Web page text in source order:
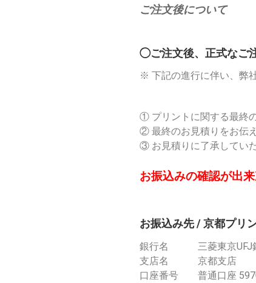
ご注文後について
◯ご注文後、正式なご
※ 下記の進行に伴い、弊
① プリントに関する最終
② 最終のお見積りをお伝
③ お見積りに了承してい
お振込みの確認が出
お振込み先 / 京都プリ
銀行名 三菱東京UFJ
支店名 京都支店
口座番号 普通口座